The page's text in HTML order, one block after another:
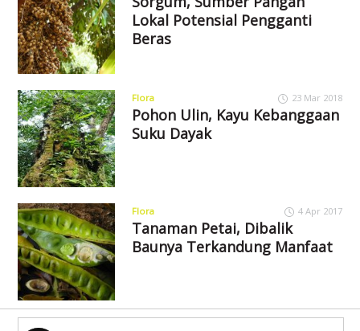
Lokal Potensial Pengganti
Beras
Flora 23 Mar 2018
Pohon Ulin, Kayu Kebanggaan
Suku Dayak
Flora 4 Apr 2017
Tanaman Petai, Dibalik
Baunya Terkandung Manfaat